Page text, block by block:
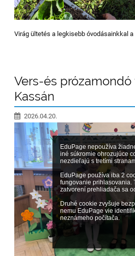
EduPage nepoužíva
iné súkromie ohrozujúce
nezdieľajú s tretími
EduPage používa iba 2
fungovanie prihlasovania.
zatvorení prehliadača sa
Druhé cookie zvyšuje
nemu EduPage vie
neznámeho počítača.
Virág ültetés a legkisebb óvodásainkkal
Vers-és
Kassán
2026.04.20.